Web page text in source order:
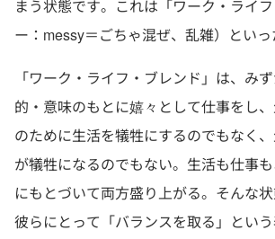
まう状態です。これは「ワーク・ライ
ー：messy＝ごちゃ混ぜ、乱雑）といっ
「ワーク・ライフ・ブレンド」は、み
的・意味のもとに嬉々として仕事をし
のために生活を犠牲にするのでもなく
が犠牲になるのでもない。生活も仕事
にもとづいて両方盛り上がる。そんな
彼らにとって「バランスを取る」とい